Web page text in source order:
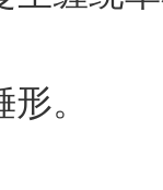
。